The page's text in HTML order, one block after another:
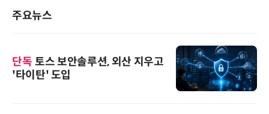
주요뉴스
단독 토스 보안솔루션, 외산 지우고
'타이탄' 도입